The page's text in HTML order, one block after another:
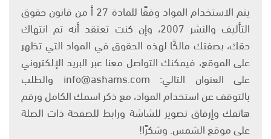
يتم الاستخدام المواد وفقًا للمادة 27 أ من قانون حقوق
التأليف والنشر 2007، وإن كنت تعتقد أنه تم انتهاك
حقك، بصفتك مالكًا لهذه الحقوق في المواد التي تظهر
على الموقع، فيمكنك التواصل معنا عبر البريد الإلكتروني
على العنوان التالي: info@ashams.com والطلب
بالتوقف عن استخدام المواد، مع ذكر اسمك الكامل ورقم
هاتفك وإرفاق تصوير للشاشة ورابط للصفحة ذات الصلة
على موقع الشمس. وشكرًا!